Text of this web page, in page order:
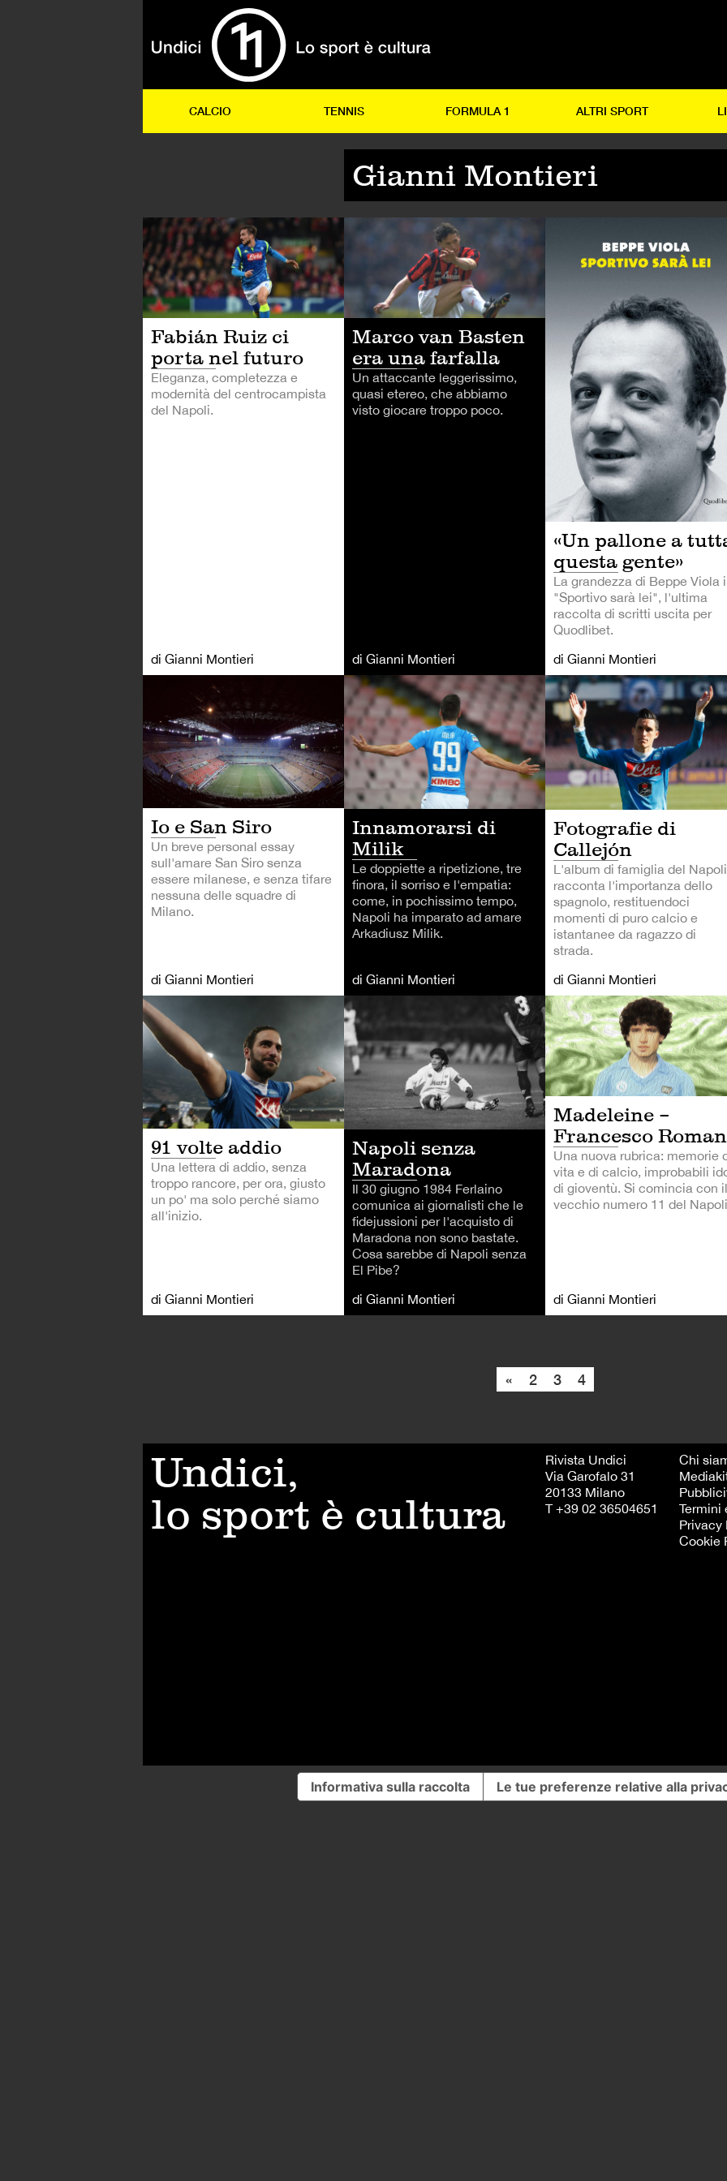
CALCIO TENNIS FORMULA 1 ALTRI SPORT
Gianni Montieri
Fabián Ruiz ci
porta nel futuro
Eleganza, completezza e
modernità del centrocampista
del Napoli.
di Gianni Montieri
Marco van Basten
era una farfalla
Un attaccante leggerissimo,
quasi etereo, che abbiamo
visto giocare troppo poco.
di Gianni Montieri
«Un pallone a
questa gente»
La grandezza di Beppe Viola
"Sportivo sarà lei", l'ultima
raccolta di scritti uscita per
Quodlibet.
di Gianni Montieri
CALCIO
Io e San Siro
Un breve personal essay
sull'amare San Siro senza
essere milanese, e senza tifare
nessuna delle squadre di
Milano.
di Gianni Montieri
CALCIO
Innamorarsi di
Milik
Le doppiette a ripetizione, tre
finora, il sorriso e l'empatia:
come, in pochissimo tempo,
Napoli ha imparato ad amare
Arkadiusz Milik.
di Gianni Montieri
Fotografie di
Callejón
L'album di famiglia del Napoli
racconta l'importanza dello
spagnolo, restituendoci
momenti di puro calcio e
istantanee da ragazzo di
strada.
di Gianni Montieri
CALCIO
91 volte addio
Una lettera di addio, senza
troppo rancore, per ora, giusto
un po' ma solo perché siamo
all'inizio.
di Gianni Montieri
CALCIO
Napoli senza
Maradona
Il 30 giugno 1984 Ferlaino
comunica ai giornalisti che le
fidejussioni per l'acquisto di
Maradona non sono bastate.
Cosa sarebbe di Napoli senza
El Pibe?
di Gianni Montieri
Madeleine –
Francesco
Una nuova rubrica: memorie
vita e di calcio, improbabili
di gioventù. Si comincia con il
vecchio numero 11 del
di Gianni Montieri
« 2 3 4
Undici,
lo sport è cultura
Rivista Undici
Via Garofalo 31
20133 Milano
T +39 02 36504651
Chi
Termini
Privacy
Cookie
Informativa sulla raccolta Le tue preferenze relative alla